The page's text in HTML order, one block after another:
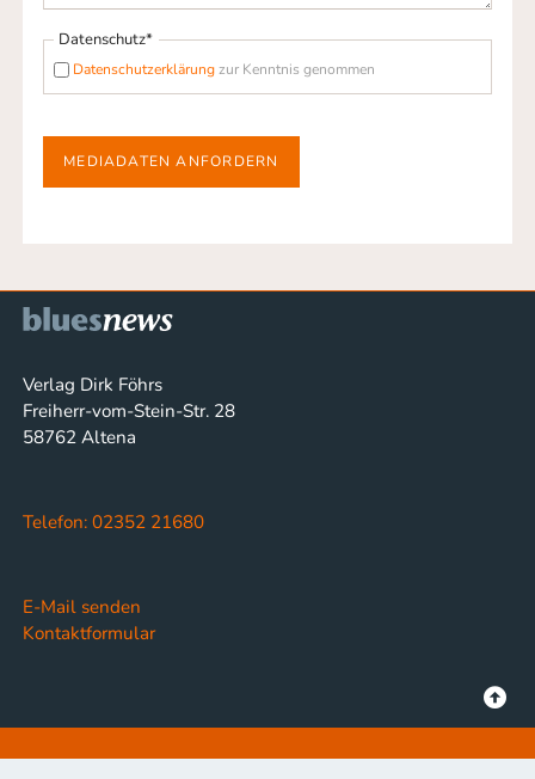
Pflichtfeld
Datenschutz*
Datenschutzerklärungzur Kenntnis genommen
MEDIADATEN ANFORDERN
Verlag Dirk Föhrs
Freiherr-vom-Stein-Str. 28
58762 Altena
Telefon: 02352 21680
E-Mail senden
Kontaktformular